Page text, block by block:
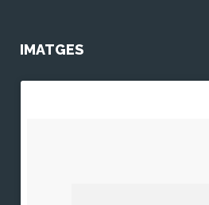
IMATGES